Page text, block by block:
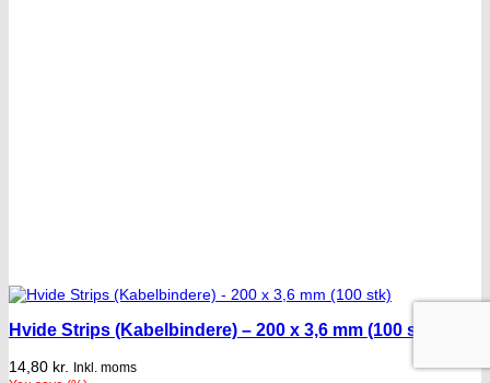
Hvide Strips (Kabelbindere) – 200 x 3,6 mm (100 stk)
14,80 kr. Inkl. moms